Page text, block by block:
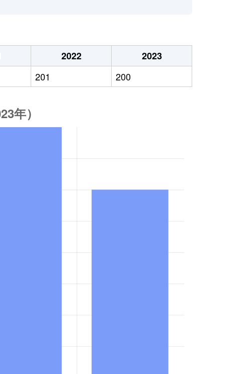
2022
2023
201 200